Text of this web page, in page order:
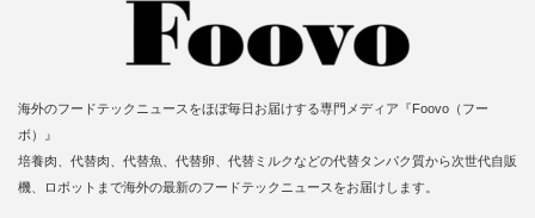
海外のフードテックニュースをほぼ毎日お届けする専門メディア『Foovo（フー
ボ）』
培養肉、代替肉、代替魚、代替卵、代替ミルクなどの代替タンパク質から次世代自販
機、ロボットまで海外の最新のフードテックニュースをお届けします。